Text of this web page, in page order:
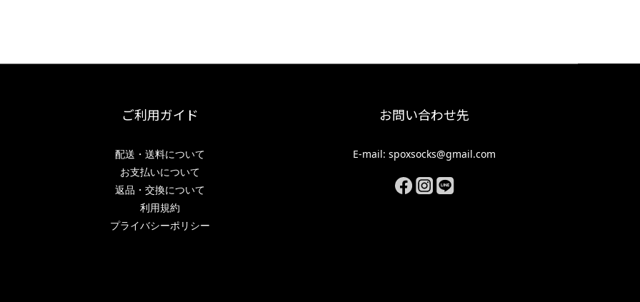
ご利用ガイド
配送・送料について
お支払いについて
返品・交換について
利用規約
プライバシーポリシー
お問い合わせ先
E-mail: spoxsocks@gmail.com